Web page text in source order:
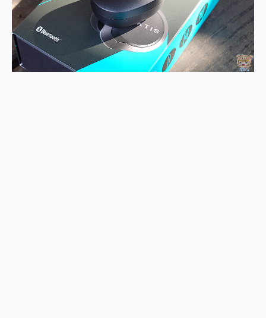
vivo TWS 3e 真無線藍牙耳機智慧降噪升級、音質明亮溫潤，並支援雙設備連接~
MSI Claw 掌機專屬配件包 來囉 完美保護 MSI Claw A1M-026TW 電競掌機
人像旗艦 vivo V30 系列 開箱 評測! 首搭蔡司光學鏡頭、攝影棚級柔光環、拍攝功能最好玩的美拍神機 vivo V30 Pro
多個願望一次滿足 超強散熱 微星 MSI Claw A1M-026TW 電競掌機 開箱 評測
一吸完美對位 擁有超強吸力與超好用的隱磁支架 O-ONE MAG 最會吸的行動電源 開箱 評測
OPPO 哈蘇 300mm 專業增距鏡實測：Find X9 Ultra 光學長焦隨手拍，紀錄生活就是這麼簡單